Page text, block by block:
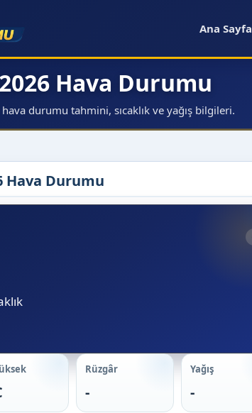
Ana Sayfa
Hava Durumu
durumu tahmini, sıcaklık ve yağış bilgileri.
Hava Durumu
Rüzgâr
-
Yağış
-